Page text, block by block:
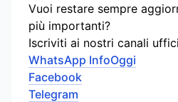
Vuoi restare sempre
più importanti?
Iscriviti ai nostri canali
WhatsApp InfoOggi
Facebook
Telegram